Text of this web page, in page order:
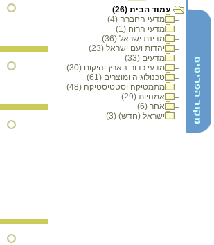
עמוד הבית (26)
מדעי החברה (4)
מדעי הרוח (1)
מדינת ישראל (36)
יהדות ועם ישראל (23)
מדעים (33)
מדעי כדור-הארץ והיקום (30)
טכנולוגיה ומוצרים (61)
מתמטיקה וסטטיסטיקה (48)
אמנויות (29)
אחר (6)
ישראל (חדש) (3)